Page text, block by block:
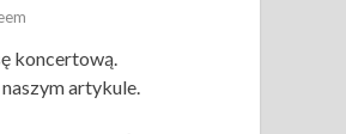
koncertową.
artykule.